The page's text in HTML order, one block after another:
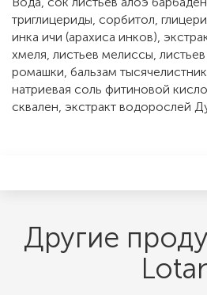
триглицериды, сорбитол,
инка ичи (арахиса инков),
хмеля, листьев мелиссы,
ромашки, бальзам
натриевая соль фитиновой
сквален, экстракт водорослей
Другие